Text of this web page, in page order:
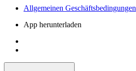
Allgemeinen Geschäftsbedingungen
App herunterladen